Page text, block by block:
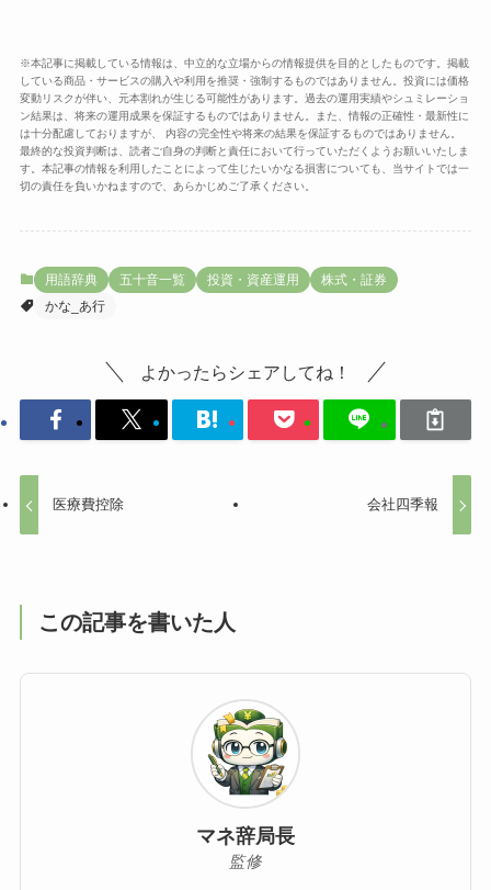
※本記事に掲載している情報は、中立的な立場からの情報提供を目的としたものです。掲載
している商品・サービスの購入や利用を推奨・強制するものではありません。投資には価格
変動リスクが伴い、元本割れが生じる可能性があります。過去の運用実績やシュミレーショ
ン結果は、将来の運用成果を保証するものではありません。また、情報の正確性・最新性に
は十分配慮しておりますが、 内容の完全性や将来の結果を保証するものではありません。
最終的な投資判断は、読者ご自身の判断と責任において行っていただくようお願いいたしま
す。本記事の情報を利用したことによって生じたいかなる損害についても、当サイトでは一
切の責任を負いかねますので、あらかじめご了承ください。
用語辞典 五十音一覧 投資・資産運用
株式・証券
かな_あ行
よかったらシェアしてね！
医療費控除 会社四季報
この記事を書いた人
マネ辞局長
監修